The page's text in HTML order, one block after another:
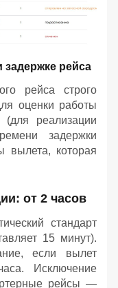
рейса
рейса строго
оценки работы
реализации
задержки
вылета, которая
от 2 часов
стандарт
15 минут).
если вылет
Исключение
рейсы —